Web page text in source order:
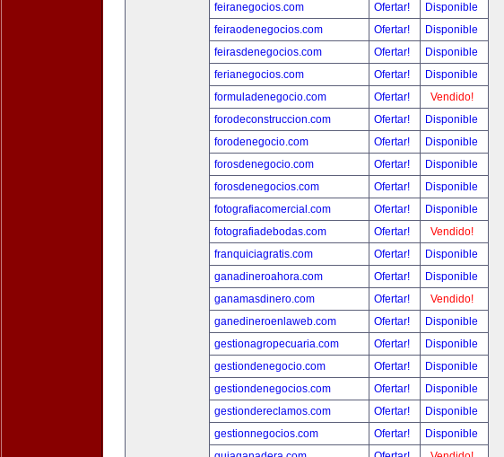
feiranegocios.com
Ofertar!
Disponible
feiraodenegocios.com
Ofertar!
Disponible
feirasdenegocios.com
Ofertar!
Disponible
ferianegocios.com
Ofertar!
Disponible
formuladenegocio.com
Ofertar!
Vendido!
forodeconstruccion.com
Ofertar!
Disponible
forodenegocio.com
Ofertar!
Disponible
forosdenegocio.com
Ofertar!
Disponible
forosdenegocios.com
Ofertar!
Disponible
fotografiacomercial.com
Ofertar!
Disponible
fotografiadebodas.com
Ofertar!
Vendido!
franquiciagratis.com
Ofertar!
Disponible
ganadineroahora.com
Ofertar!
Disponible
ganamasdinero.com
Ofertar!
Vendido!
ganedineroenlaweb.com
Ofertar!
Disponible
gestionagropecuaria.com
Ofertar!
Disponible
gestiondenegocio.com
Ofertar!
Disponible
gestiondenegocios.com
Ofertar!
Disponible
gestiondereclamos.com
Ofertar!
Disponible
gestionnegocios.com
Ofertar!
Disponible